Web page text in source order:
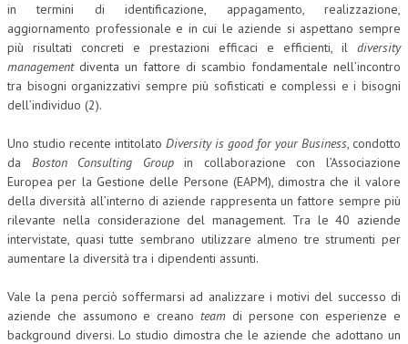
ARCHIVIO CORSI 2015
DIVENTA SOCIO
BROCHURE CE.S.E.D.
LA RIVISTA
COMITATO SCIENTIFICO
COMITATO EDITORIALE
REDAZIONE
PEER REVIEW
CODICE ETICO
in termini di identificazione, appagamento, realizzazione,
aggiornamento professionale e in cui le aziende si aspettano sempre
più risultati concreti e prestazioni efficaci e efficienti, il diversity
managementdiventa un fattore di scambio fondamentale nell’incontro
tra bisogni organizzativi sempre più sofisticati e complessi e i bisogni
dell’individuo (2).
Uno studio recente intitolato Diversity is good for your Business, condotto
da Boston Consulting Groupin collaborazione con l’Associazione
Europea per la Gestione delle Persone (EAPM), dimostra che il valore
della diversità all’interno di aziende rappresenta un fattore sempre più
rilevante nella considerazione del management. Tra le 40 aziende
intervistate, quasi tutte sembrano utilizzare almeno tre strumenti per
aumentare la diversità tra i dipendenti assunti.
Vale la pena perciò soffermarsi ad analizzare i motivi del successo di
aziende che assumono e creano team di persone con esperienze e
background diversi. Lo studio dimostra che le aziende che adottano un